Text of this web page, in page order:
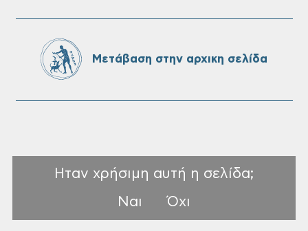
πίνακες της προκήρυξης ΣΟΧ 3/2026 του
Μετάβαση στην αρχικη σελίδα
Ηταν χρήσιμη αυτή η σελίδα;
Ναι
Όχι